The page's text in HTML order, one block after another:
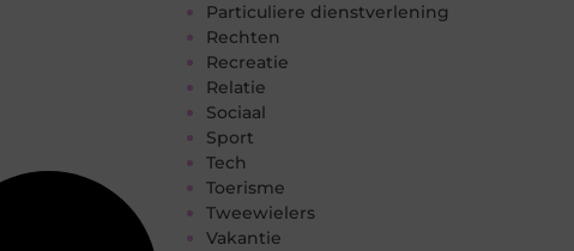
Particuliere dienstverlening
Rechten
Recreatie
Relatie
Sociaal
Sport
Tech
Toerisme
Tweewielers
Vakantie